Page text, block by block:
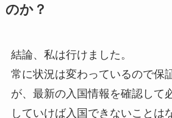
のか？
結論、私は行けました。
常に状況は変わっているので保
が、最新の入国情報を確認して
していけば入国できないことは